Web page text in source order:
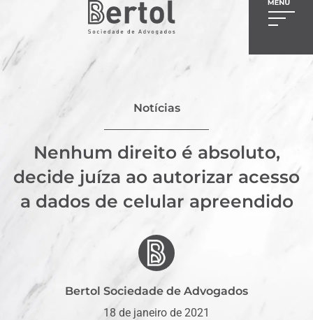
Notícias
Nenhum direito é absoluto,
decide juíza ao autorizar acesso
a dados de celular apreendido
Bertol Sociedade de Advogados
18 de janeiro de 2021